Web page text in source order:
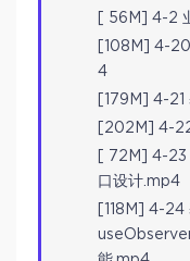
[ 56M] 4-2
[108M] 4-
4
[179M] 4-
[202M] 4-
[ 72M] 4-23
口设计.mp4
[118M] 4-